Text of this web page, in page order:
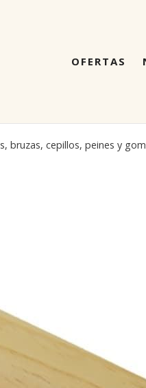
OFERTAS
bruzas, cepillos, peines y